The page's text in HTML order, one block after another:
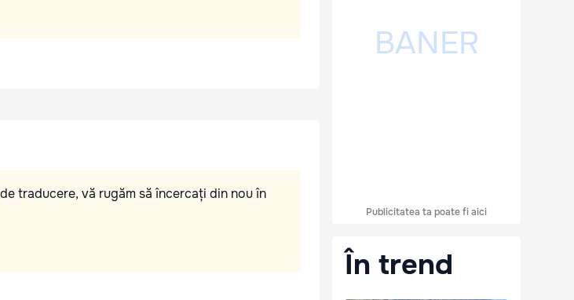
traducere, vă rugăm să încercați din nou în
Publicitatea ta poate fi aici
În trend